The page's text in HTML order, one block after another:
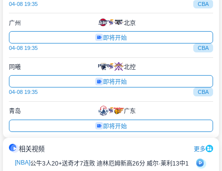
04-08 19:35 CBA
广州 北京
即将开始
04-08 19:35 CBA
同曦 北控
即将开始
04-08 19:35 CBA
青岛 广东
即将开始
相关视频
更多
[NBA]公牛3人20+送奇才7连败 迪林厄姆新高26分 威尔·莱利13中1